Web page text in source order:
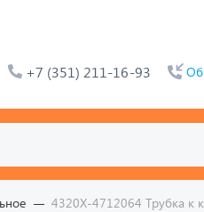
+7 (351) 211-16-93
4320Х-4712064 Трубка к